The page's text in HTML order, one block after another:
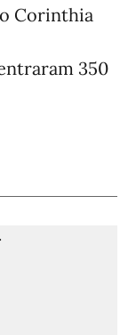
Corinthia
350